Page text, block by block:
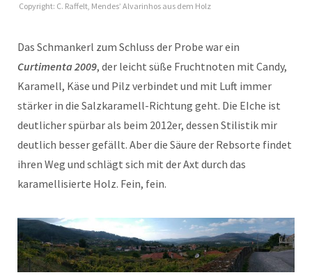
Copyright: C. Raffelt, Mendes’ Alvarinhos aus dem Holz
Das Schmankerl zum Schluss der Probe war ein
Curtimenta 2009, der leicht süße Fruchtnoten mit Candy,
Karamell, Käse und Pilz verbindet und mit Luft immer
stärker in die Salzkaramell-Richtung geht. Die EIche ist
deutlicher spürbar als beim 2012er, dessen Stilistik mir
deutlich besser gefällt. Aber die Säure der Rebsorte findet
ihren Weg und schlägt sich mit der Axt durch das
karamellisierte Holz. Fein, fein.